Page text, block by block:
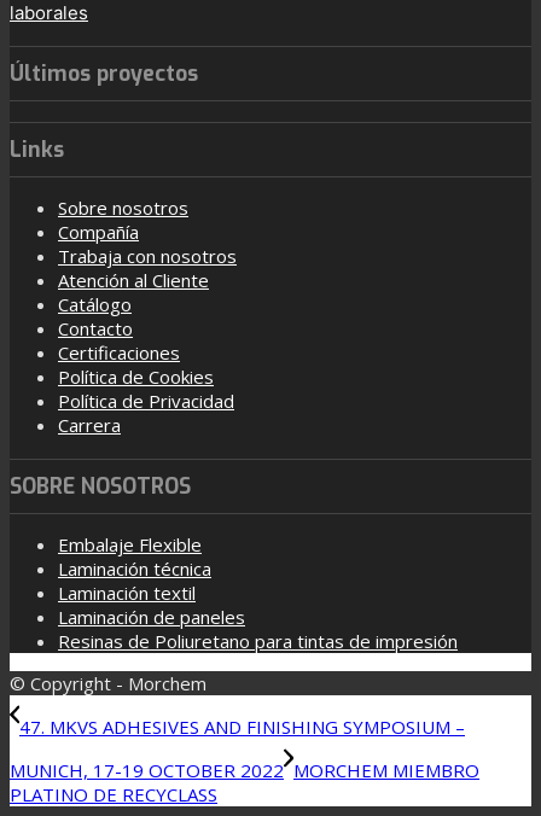
laborales
Últimos proyectos
Links
Sobre nosotros
Compañía
Trabaja con nosotros
Atención al Cliente
Catálogo
Contacto
Certificaciones
Política de Cookies
Política de Privacidad
Carrera
SOBRE NOSOTROS
Embalaje Flexible
Laminación técnica
Laminación textil
Laminación de paneles
Resinas de Poliuretano para tintas de impresión
© Copyright - Morchem
47. MKVS ADHESIVES AND FINISHING SYMPOSIUM –
MUNICH, 17-19 OCTOBER 2022 MORCHEM MIEMBRO
PLATINO DE RECYCLASS